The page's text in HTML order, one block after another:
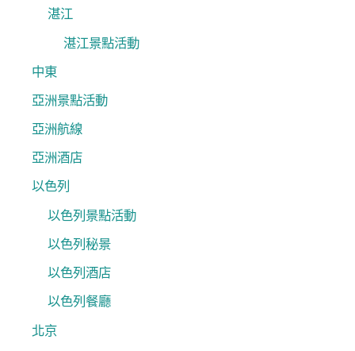
湛江
湛江景點活動
中東
亞洲景點活動
亞洲航線
亞洲酒店
以色列
以色列景點活動
以色列秘景
以色列酒店
以色列餐廳
北京